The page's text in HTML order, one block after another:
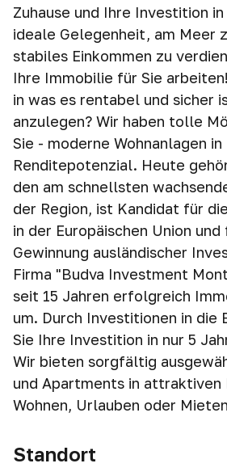
Zuhause und Ihre Investition in
ideale Gelegenheit, am Meer
stabiles Einkommen zu
Ihre Immobilie für Sie
in was es rentabel und sicher
anzulegen? Wir haben tolle
Sie - moderne Wohnanlagen
Renditepotenzial. Heute
den am schnellsten
der Region, ist Kandidat für
in der Europäischen Union
Gewinnung ausländischer
Firma "Budva Investment
seit 15 Jahren erfolgreich
um. Durch Investitionen in die
Sie Ihre Investition in nur 5
Wir bieten sorgfältig
und Apartments in attraktiven
Wohnen, Urlauben oder
Standort